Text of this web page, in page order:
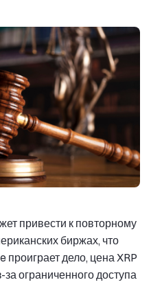
привести к повторному
биржах, что
проиграет дело, цена XRP
ограниченного доступа